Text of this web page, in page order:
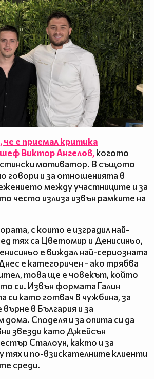
че е приемал критика
Виктор Ангелов,когото
мотиватор. В същото
говори и за отношенията в
между участниците и за
често излиза извън рамките на
с които е изградил най-
тях са Цветомир и Денисиньо,
е виждал най-сериозната
е категоричен - ако трябва
това ще е човекът, който
си. Извън формата Галин
си като готвач в чужбина, за
в България и за
дома. Споделя и за опита си да
звезди като Джейсън
Сталоун, както и за
тях и по-взискателните клиенти
среди.